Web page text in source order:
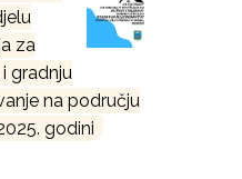
za
gradnju
na području
godini